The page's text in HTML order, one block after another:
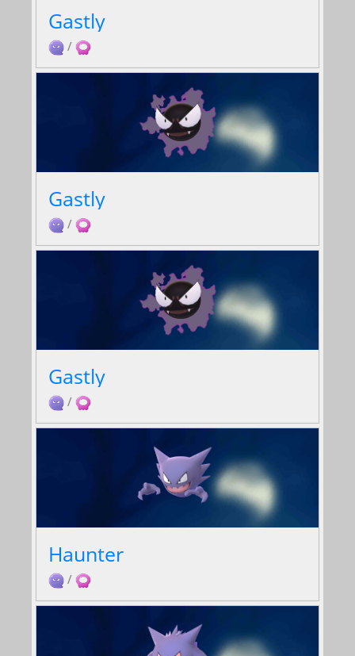
Gastly
/
Gastly
/
Gastly
/
Haunter
/